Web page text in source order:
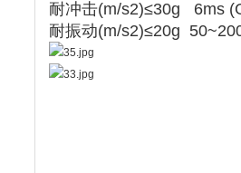
耐冲击(m/s2)≤30g 6ms
耐振动(m/s2)≤20g